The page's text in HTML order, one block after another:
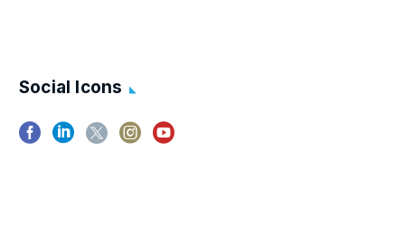
Social Icons